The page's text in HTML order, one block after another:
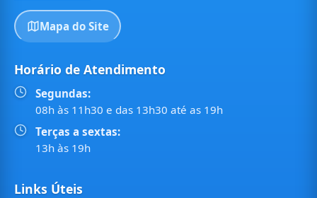
Mapa do Site
Horário de Atendimento
Segundas:
08h às 11h30 e das 13h30 até as 19h
Terças a sextas:
13h às 19h
Links Úteis